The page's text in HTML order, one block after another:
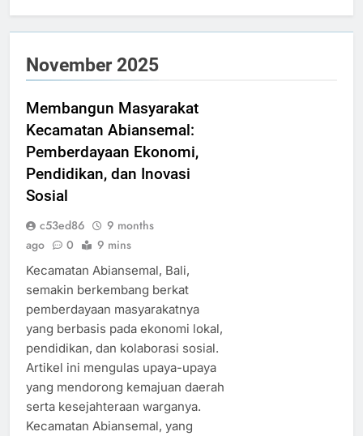
November 2025
Membangun Masyarakat
Kecamatan Abiansemal:
Pemberdayaan Ekonomi,
Pendidikan, dan Inovasi
Sosial
c53ed86
9 months
ago
0 9 mins
Kecamatan Abiansemal, Bali,
semakin berkembang berkat
pemberdayaan masyarakatnya
yang berbasis pada ekonomi lokal,
pendidikan, dan kolaborasi sosial.
Artikel ini mengulas upaya-upaya
yang mendorong kemajuan daerah
serta kesejahteraan warganya.
Kecamatan Abiansemal, yang